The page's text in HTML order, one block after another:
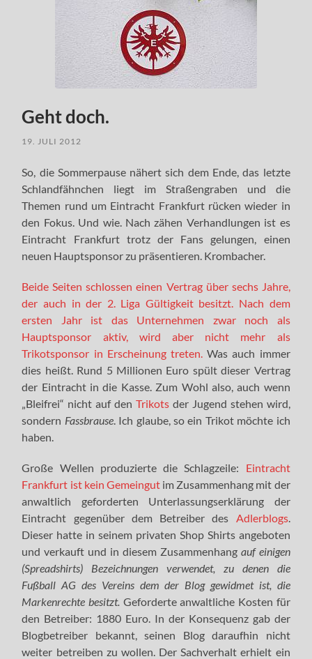
Geht doch.
19. JULI 2012
So, die Sommerpause nähert sich dem Ende, das letzte
Schlandfähnchen liegt im Straßengraben und die
Themen rund um Eintracht Frankfurt rücken wieder in
den Fokus. Und wie. Nach zähen Verhandlungen ist es
Eintracht Frankfurt trotz der Fans gelungen, einen
neuen Hauptsponsor zu präsentieren. Krombacher.
Beide Seiten schlossen einen Vertrag über sechs Jahre,
der auch in der 2. Liga Gültigkeit besitzt. Nach dem
ersten Jahr ist das Unternehmen zwar noch als
Hauptsponsor aktiv, wird aber nicht mehr als
Trikotsponsor in Erscheinung treten. Was auch immer
dies heißt. Rund 5 Millionen Euro spült dieser Vertrag
der Eintracht in die Kasse. Zum Wohl also, auch wenn
„Bleifrei“ nicht auf den Trikots der Jugend stehen wird,
sondern Fassbrause. Ich glaube, so ein Trikot möchte ich
haben.
Große Wellen produzierte die Schlagzeile: Eintracht
Frankfurt ist kein Gemeingutim Zusammenhang mit der
anwaltlich geforderten Unterlassungserklärung der
Eintracht gegenüber dem Betreiber des Adlerblogs.
Dieser hatte in seinem privaten Shop Shirts angeboten
und verkauft und in diesem Zusammenhangauf einigen
(Spreadshirts) Bezeichnungen verwendet, zu denen die
Fußball AG des Vereins dem der Blog gewidmet ist, die
Markenrechte besitzt. Geforderte anwaltliche Kosten für
den Betreiber: 1880 Euro. In der Konsequenz gab der
Blogbetreiber bekannt, seinen Blog daraufhin nicht
weiter betreiben zu wollen. Der Sachverhalt erhielt ein